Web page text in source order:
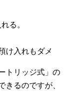
る。
け入れもダメ
トリッジ式」の
きるのですが、